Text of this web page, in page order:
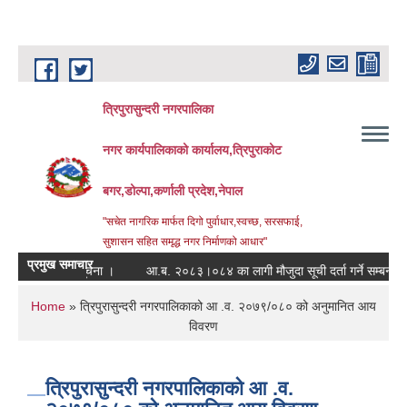
Skip to main content
त्रिपुरासुन्दरी नगरपालिका
नगर कार्यपालिकाको कार्यालय,त्रिपुराकोट
बगर,डोल्पा,कर्णाली प्रदेश,नेपाल
"सचेत नागरिक मार्फत दिगो पुर्वाधार,स्वच्छ, सरसफाई,
सुशासन सहित समृद्ध नगर निर्माणको आधार"
प्रमुख समाचार
सम्बन्धी सूचना । आ.ब. २०८३।०८४ का लागी मौजुदा सूची दर्ता गर्ने सम्बन्धी सूचना
You are here
Home » त्रिपुरासुन्दरी नगरपालिकाको आ .व. २०७९/०८० को अनुमानित आय
विवरण
त्रिपुरासुन्दरी नगरपालिकाको आ .व.